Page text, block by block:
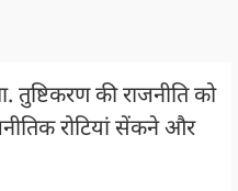
की राजनीति को
रोटियां सेंकने और